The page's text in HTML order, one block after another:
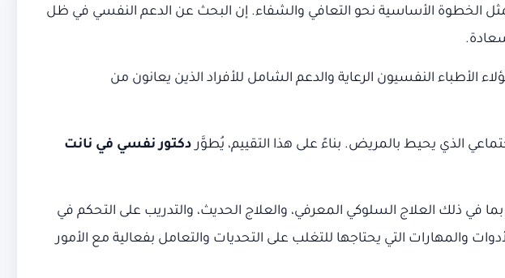
الخطوة الأساسية نحو التعافي والشفاء. إن البحث عن الدعم النفسي في ظل
الأطباء النفسيون الرعاية والدعم الشامل للأفراد الذين يعانون من
الذي يحيط بالمريض. بناءً على هذا التقييم، يُطوَّر دكتور نفسي في نانت
في ذلك العلاج السلوكي المعرفي، والعلاج الحديث، والتدريب على التحكم في
والمهارات التي يحتاجها للتغلب على التحديات والتعامل بفعالية مع الأمور